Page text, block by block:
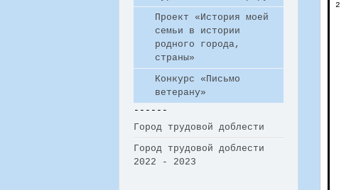
Проект «История моей
семьи в истории
родного города,
страны»
Конкурс «Письмо
ветерану»
------
Город трудовой доблести
Город трудовой доблести
2022 - 2023
2